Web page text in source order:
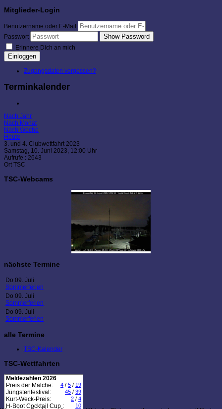
Mitglieder-Login
Benutzername oder E-Mail
Passwort
Show Password
Erinnere Dich an mich
Einloggen
Zugangsdaten vergessen?
Terminkalender
Nach Jahr
Nach Monat
Nach Woche
Heute
3. und 4. Clubwettfahrt 2023
Samstag, 10. Juni 2023, 12:00 Uhr
Aufrufe : 2643
Ort TSC
TSC-Webcams
nächste Termine
Do 09. Juli
Sommerferien
Do 09. Juli
Sommerferien
Do 09. Juli
Sommerferien
alle Termine
TSC-Kalender
TSC-Wettfahrten
Meldezahlen 2026
Preis der Malche:
4 / 5 / 19
Jüngstenfestival: 45 / 39
Kurt-Weck-Preis: 2 / 4
H-Boot Cocktail Cup : 10